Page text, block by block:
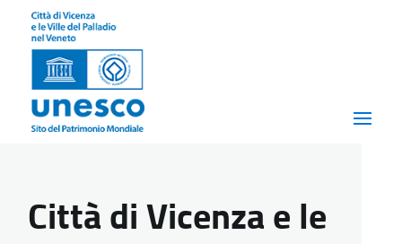
Città di Vicenza e le